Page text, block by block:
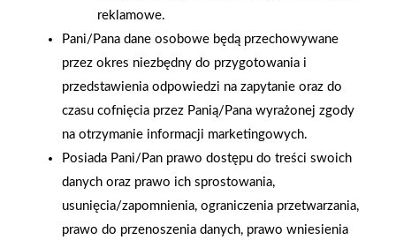
Gwarancja jakości
Zakupy w systemie
reklamowe.
Pani/Pana dane osobowe będą przechowywane
przez okres niezbędny do przygotowania i
przedstawienia odpowiedzi na zapytanie oraz do
czasu cofnięcia przez Panią/Pana wyrażonej zgody
na otrzymanie informacji marketingowych.
Posiada Pani/Pan prawo dostępu do treści swoich
danych oraz prawo ich sprostowania,
usunięcia/zapomnienia, ograniczenia przetwarzania,
prawo do przenoszenia danych, prawo wniesienia
Polityka plików cookies
Nasz serwis internetowy wykorzystuje pliki cookies w celu
zapewnienia prawidłowego działania strony, poprawy komfortu
użytkowania oraz analizy ruchu na stronie.
Czym są pliki cookies?
Cookies to niewielkie pliki tekstowe zapisywane na urządzeniu